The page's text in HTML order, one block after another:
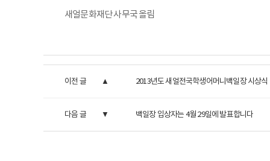
새얼문화재단 사무국 올림
이전 글 2013년도 새얼전국학생어머니백일장 시상식
다음 글 백일장 입상자는 4월 29일에 발표합니다